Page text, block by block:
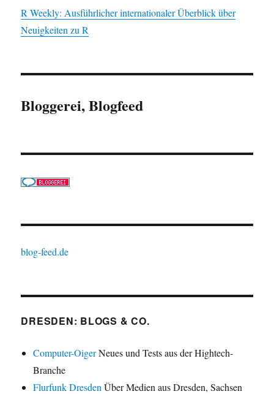
R Weekly: Ausführlicher internationaler Überblick über
Neuigkeiten zu R
Bloggerei, Blogfeed
blog-feed.de
DRESDEN: BLOGS & CO.
Computer-OigerNeues und Tests aus der Hightech-
Branche
Flurfunk Dresden Über Medien aus Dresden, Sachsen